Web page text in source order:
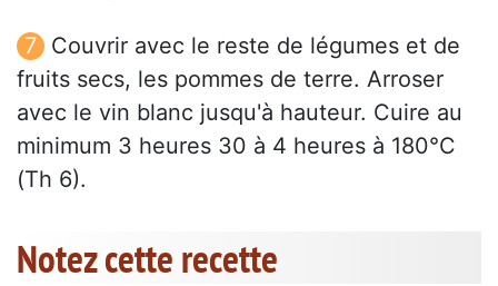
Couvrir avec le reste de légumes et de
fruits secs, les pommes de terre. Arroser
avec le vin blanc jusqu'à hauteur. Cuire au
minimum 3 heures 30 à 4 heures à 180°C
(Th 6).
Notez cette recette